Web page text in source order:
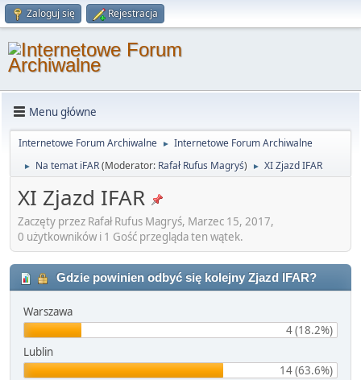
Zaloguj się Rejestracja
Menu główne
Internetowe Forum Archiwalne ► Internetowe Forum Archiwalne
► Na temat iFAR(Moderator: Rafał Rufus Magryś) ► XI Zjazd IFAR
XI Zjazd IFAR
Zaczęty przez Rafał Rufus Magryś, Marzec 15, 2017,
0 użytkowników i 1 Gość przegląda ten wątek.
Gdzie powinien odbyć się kolejny Zjazd IFAR?
Warszawa
4 (18.2%)
Lublin
14 (63.6%)